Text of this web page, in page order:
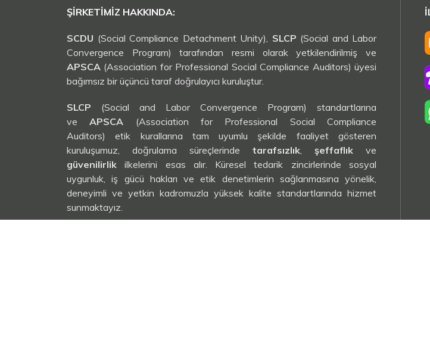
ŞIRKETIMIZ HAKKINDA:
SCDU (Social Compliance Detachment Unity), SLCP (Social and Labor
Convergence Program) tarafından resmi olarak yetkilendirilmiş ve
APSCA (Association for Professional Social Compliance Auditors) üyesi
bağımsız bir üçüncü taraf doğrulayıcı kuruluştur.
SLCP (Social and Labor Convergence Program) standartlarına
veAPSCA (Association for Professional Social Compliance
Auditors) etik kurallarına tam uyumlu şekilde faaliyet gösteren
kuruluşumuz, doğrulama süreçlerinde tarafsızlık şeffaflık ve
güvenilirlik ilkelerini esas alır. Küresel tedarik zincirlerinde sosyal
uygunluk, iş gücü hakları ve etik denetimlerin sağlanmasına yönelik,
deneyimli ve yetkin kadromuzla yüksek kalite standartlarında hizmet
sunmaktayız.